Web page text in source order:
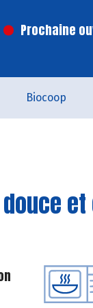
Prochaine
Biocoop